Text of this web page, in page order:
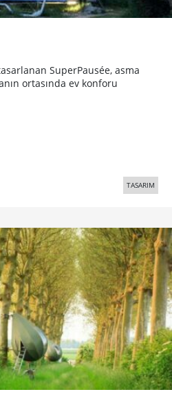
SuperPausée, asma
ortasında ev konforu
TASARIM